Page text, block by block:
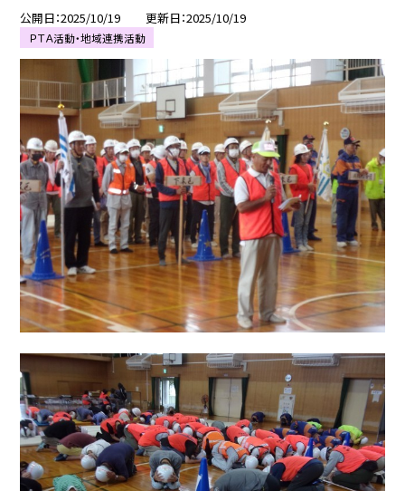
公開日 2025/10/19 更新日 2025/10/19
ＰＴＡ活動・地域連携活動